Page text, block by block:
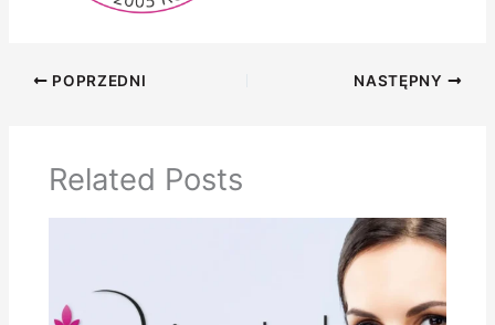
POPRZEDNI NASTĘPNY
Related Posts